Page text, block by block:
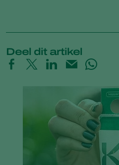
Deel dit artikel